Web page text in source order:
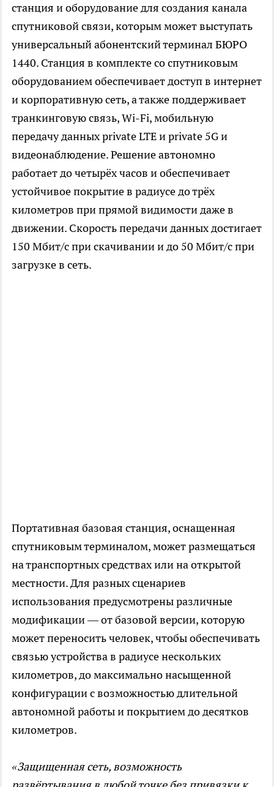
станция и оборудование для создания канала
спутниковой связи, которым может выступать
универсальный абонентский терминал БЮРО
1440. Станция в комплекте со спутниковым
оборудованием обеспечивает доступ в интернет
и корпоративную сеть, а также поддерживает
транкинговую связь, Wi-Fi, мобильную
передачу данных private LTE и private 5G и
видеонаблюдение. Решение автономно
работает до четырёх часов и обеспечивает
устойчивое покрытие в радиусе до трёх
километров при прямой видимости даже в
движении. Скорость передачи данных достигает
150 Мбит/с при скачивании и до 50 Мбит/с при
загрузке в сеть.
Портативная базовая станция, оснащенная
спутниковым терминалом, может размещаться
на транспортных средствах или на открытой
местности. Для разных сценариев
использования предусмотрены различные
модификации — от базовой версии, которую
может переносить человек, чтобы обеспечивать
связью устройства в радиусе нескольких
километров, до максимально насыщенной
конфигурации с возможностью длительной
автономной работы и покрытием до десятков
километров.
«Защищенная сеть, возможность